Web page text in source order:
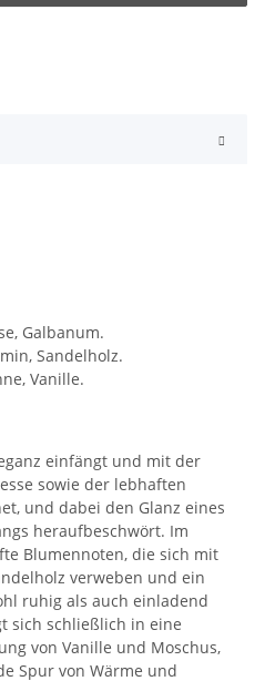
Galbanum.
Sandelholz.
Vanille.
einfängt und mit der
sowie der lebhaften
und dabei den Glanz eines
heraufbeschwört. Im
Blumennoten, die sich mit
verweben und ein
ruhig als auch einladend
sich schließlich in eine
von Vanille und Moschus,
Spur von Wärme und